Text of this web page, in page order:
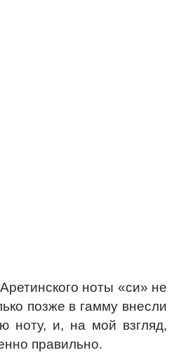
ноты «си» не
позже в гамму внесли
ноту, и, на мой взгляд,
правильно.